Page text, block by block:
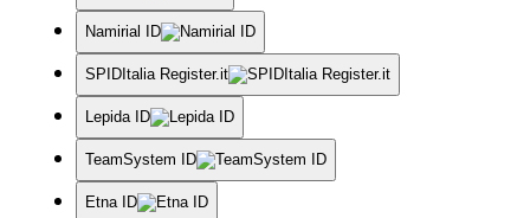
Namirial ID
SPIDItalia Register.it
Lepida ID
TeamSystem ID
Etna ID